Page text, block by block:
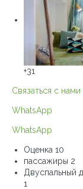
+31
Связаться с нами
WhatsApp
WhatsApp
Оценка 10
пассажиры 2
Двуспальный
1